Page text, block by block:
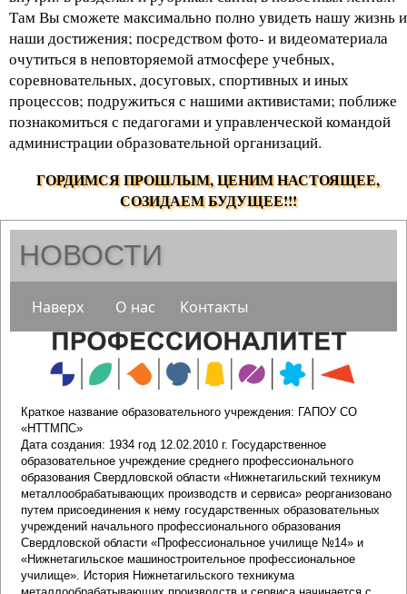
Там Вы сможете максимально полно увидеть нашу жизнь и
наши достижения; посредством фото- и видеоматериала
очутиться в неповторяемой атмосфере учебных,
соревновательных, досуговых, спортивных и иных
процессов; подружиться с нашими активистами; поближе
познакомиться с педагогами и управленческой командой
администрации образовательной организаций.
ГОРДИМСЯ ПРОШЛЫМ, ЦЕНИМ НАСТОЯЩЕЕ,
СОЗИДАЕМ БУДУЩЕЕ!!!